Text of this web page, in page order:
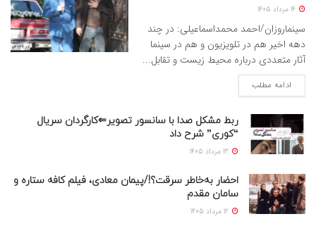
سینماروزان/احمد محمداسماعیلی: در چند
دهه اخیر هم در تلویزیون و هم در سینما
آثار متعددی درباره محیط زیست و تقابل...
ادامه مطلب
ربط مشکل صدا با سانسور تصویر⇐کارگردان سریال
“کوری” شرح داد
احضار به‌خاطر سرقت؟!/پیمان معادی، فیلم کافه ستاره و
سامان مقدم